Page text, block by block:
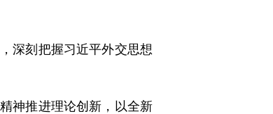
深刻把握习近平外交思想
神推进理论创新，以全新